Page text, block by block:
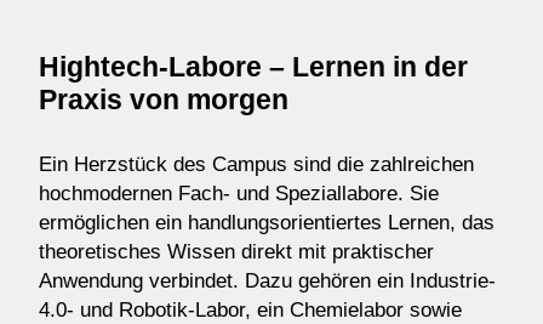
Hightech-Labore – Lernen in der
Praxis von morgen
Ein Herzstück des Campus sind die zahlreichen
hochmodernen Fach- und Speziallabore. Sie
ermöglichen ein handlungsorientiertes Lernen, das
theoretisches Wissen direkt mit praktischer
Anwendung verbindet. Dazu gehören ein Industrie-
4.0- und Robotik-Labor, ein Chemielabor sowie